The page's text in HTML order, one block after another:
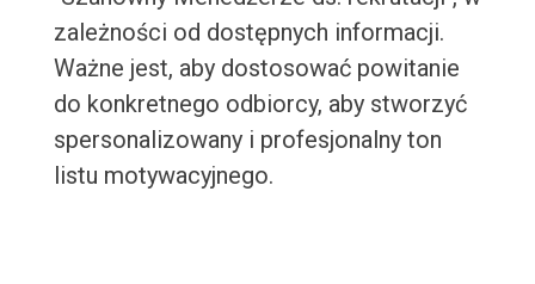
zależności od dostępnych informacji.
Ważne jest, aby dostosować powitanie
do konkretnego odbiorcy, aby stworzyć
spersonalizowany i profesjonalny ton
listu motywacyjnego.